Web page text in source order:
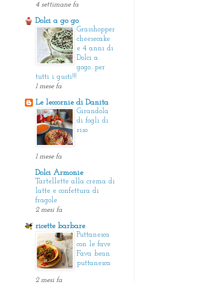
4 settimane fa
Dolci a go go
Grasshopper
cheesecake
e 4 anni di
Dolci a
gogo....per
tutti i gusti!!!
1 mese fa
Le leccornie di Danita
Girandola
di fogli di
riso
1 mese fa
Dolci Armonie
Tartellette alla crema di
latte e confettura di
fragole
2 mesi fa
ricette barbare
Puttanesca
con le fave
Fava bean
puttanesca
2 mesi fa